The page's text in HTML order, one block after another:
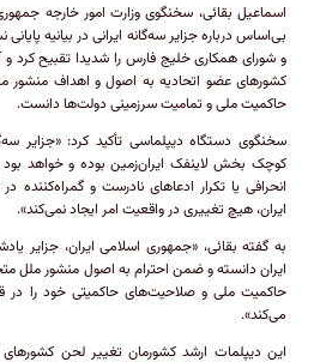
اسماعیل بقائی، سخنگوی وزارت امور خارجه
بی‌اساس درباره جزایر سه‌گانه ایرانی در بیانیه
و شورای همکاری خلیج فارس را شدیدا تقبیح کرد و
کشور‌های عضو اتحادیه به اصول و اهداف منشور
حاکمیت ملی و تمامیت سرزمینی دولت‌ها دانست.
سخنگوی دستگاه دیپلماسی تأکید کرد: «جزایر
کوچک بخش لاینفک ایران‌زمین بوده و خواهد بود
انحرافی یا تکرار ادعا‌های نادرست و
ایران، هیچ تغییری در واقعیت امر ایجاد نمی‌کند».
به گفته بقائی، «جمهوری اسلامی ایران، جزایر
ایران دانسته و ضمن احترام به اصول منشور ملل
حاکمیت ملی و صلاحیت‌های حاکمیتی خود را در
می‌کند».
این دیپلمات ارشد کشورمان تغییر لحن